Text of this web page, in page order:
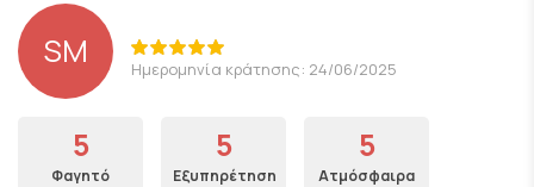
SM Ημερομηνία κράτησης: 24/06/2025
5
Φαγητό
5
Εξυπηρέτηση
5
Ατμόσφαιρα